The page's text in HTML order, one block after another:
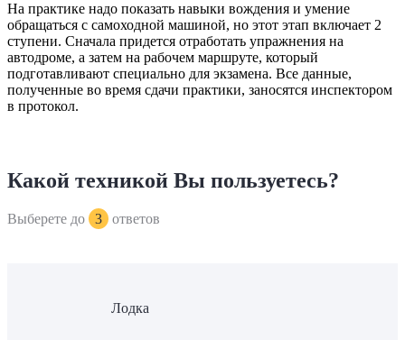
На практике надо показать навыки вождения и умение
обращаться с самоходной машиной, но этот этап включает 2
ступени. Сначала придется отработать упражнения на
автодроме, а затем на рабочем маршруте, который
подготавливают специально для экзамена. Все данные,
полученные во время сдачи практики, заносятся инспектором
в протокол.
Какой техникой Вы пользуетесь?
Выберете до 3 ответов
Лодка